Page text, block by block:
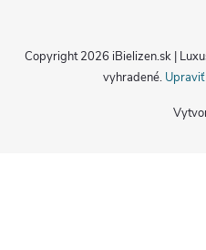
Copyright 2026 iBielizen.sk |
vyhradené.